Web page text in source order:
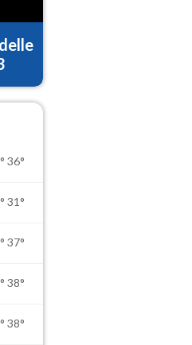
36°
31°
37°
38°
38°